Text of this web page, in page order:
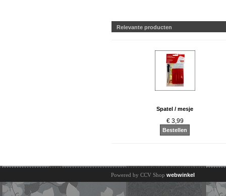
Relevante producten
Spatel / mesje
€ 3,99
Bestellen
Powered by CCV Shop webwinkel